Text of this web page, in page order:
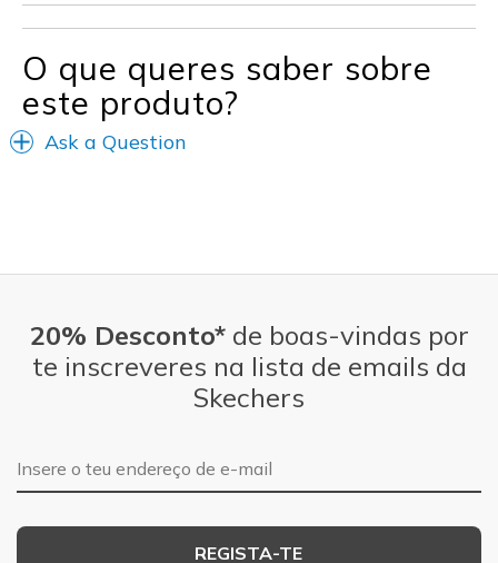
Casual Wear
Width
Feels true to width
Sizing
View On Shoes
O que queres saber sobre
este produto?
Ask a Question
20% Desconto*de boas-vindas por
te inscreveres na lista de emails da
Skechers
Endereço de e-mail
REGISTA-TE